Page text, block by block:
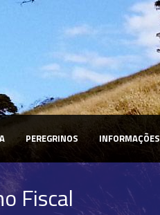
PEREGRINOS INFORMAÇÕES
Fiscal